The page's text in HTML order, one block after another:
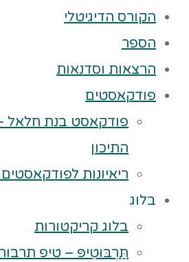
הקורס הדיגיטלי
הספר
הרצאות וסדנאות
פודקאסטים
פודקאסט בנת חלאל
התיכון
ריאיונות
בלוג
בלוג קריקטורות
תַּרְבּוּטִיפּ – טיפ